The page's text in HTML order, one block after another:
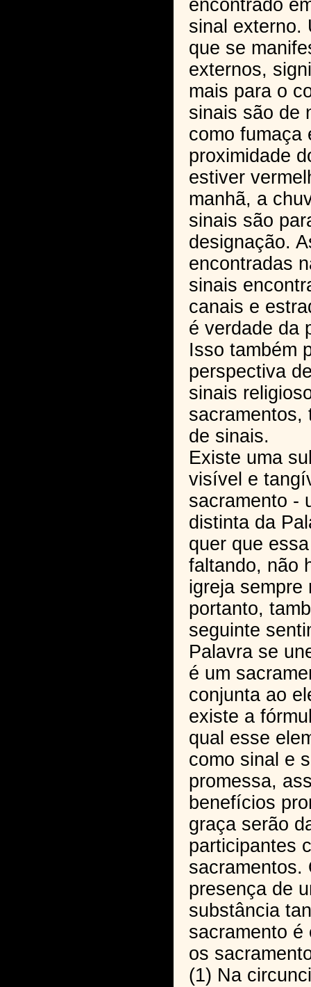
encontrado
sinal externo.
que se
externos,
mais para o
sinais são de
como fumaça
proximidade
estiver
manhã, a
sinais são
designação.
encontradas
sinais
canais e
é verdade da
Isso também
perspectiva
sinais
sacramentos,
de sinais.
Existe uma
visível e
sacramento -
distinta da
quer que
faltando, não
igreja sempre
portanto,
seguinte
Palavra se
é um
conjunta ao
existe a
qual esse
como sinal e
promessa,
benefícios
graça serão
participantes
sacramentos.
presença de
substância
sacramento é
os
(1) Na